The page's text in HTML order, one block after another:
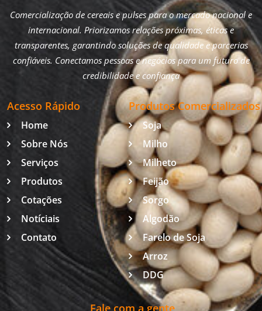
Comercialização de cereais e pulses para o mercado nacional e
internacional. Priorizamos relações próximas, éticas e
transparentes, garantindo soluções de qualidade e parcerias
confiáveis. Conectamos pessoas e negócios para um futuro de
credibilidade e confiança
Acesso Rápido
Home
Sobre Nós
Serviços
Produtos
Cotações
Notíciais
Contato
Produtos Comercializados
Soja
Milho
Milheto
Feijão
Sorgo
Algodão
Farelo de Soja
Arroz
DDG